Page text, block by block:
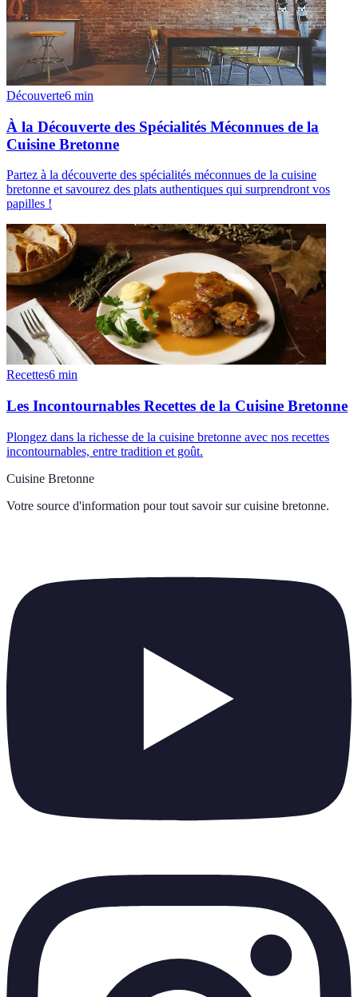
Découverte6 min
À la Découverte des Spécialités Méconnues de la
Cuisine Bretonne
Partez à la découverte des spécialités méconnues de la cuisine
bretonne et savourez des plats authentiques qui surprendront vos
papilles !
Recettes6 min
Les Incontournables Recettes de la Cuisine Bretonne
Plongez dans la richesse de la cuisine bretonne avec nos recettes
incontournables, entre tradition et goût.
Cuisine Bretonne
Votre source d'information pour tout savoir sur cuisine bretonne.